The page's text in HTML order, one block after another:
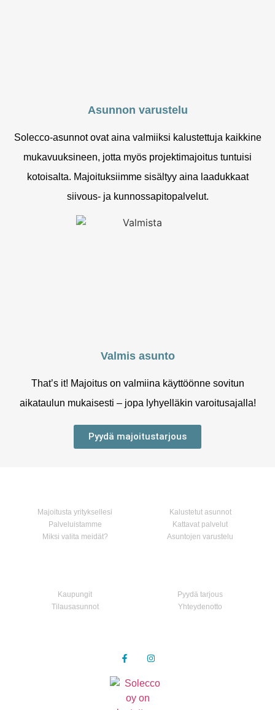
Asunnon varustelu
Solecco-asunnot ovat aina valmiiksi kalustettuja kaikkine
mukavuuksineen, jotta myös projektimajoitus tuntuisi
kotoisalta. Majoituksiimme sisältyy aina laadukkaat
siivous- ja kunnossapitopalvelut.
Valmis asunto
That’s it! Majoitus on valmiina käyttöönne sovitun
aikataulun mukaisesti – jopa lyhyelläkin varoitusajalla!
Pyydä majoitustarjous
Majoitusta yrityksellesi
Palveluistamme
Miksi valita meidät?
Kalustetut asunnot
Kattavat palvelut
Asuntojen varustelu
Kaupungit
Tilausasunnot
Pyydä tarjous
Yhteydenotto